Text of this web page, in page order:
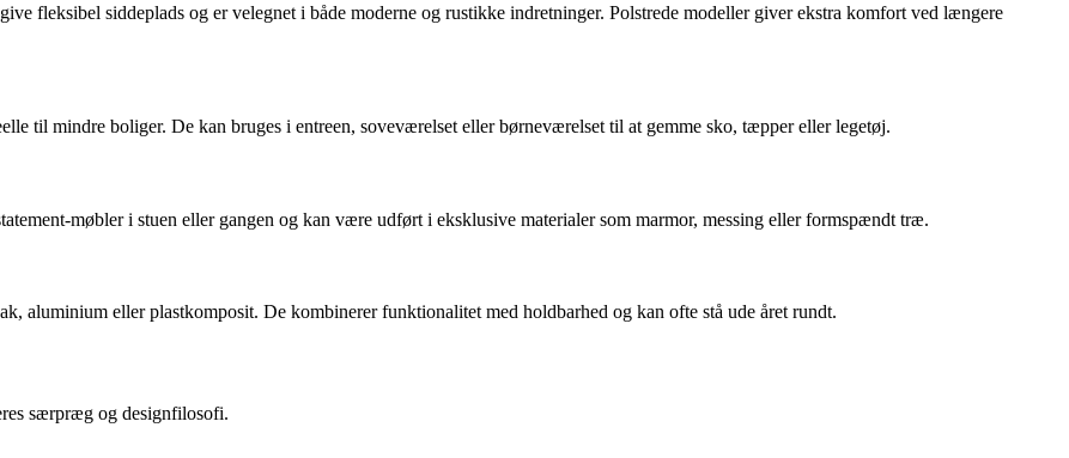
fleksibel siddeplads og er velegnet i både moderne og rustikke indretninger. Polstrede modeller giver ekstra komfort ved længere
til mindre boliger. De kan bruges i entreen, soveværelset eller børneværelset til at gemme sko, tæpper eller legetøj.
møbler i stuen eller gangen og kan være udført i eksklusive materialer som marmor, messing eller formspændt træ.
aluminium eller plastkomposit. De kombinerer funktionalitet med holdbarhed og kan ofte stå ude året rundt.
særpræg og designfilosofi.